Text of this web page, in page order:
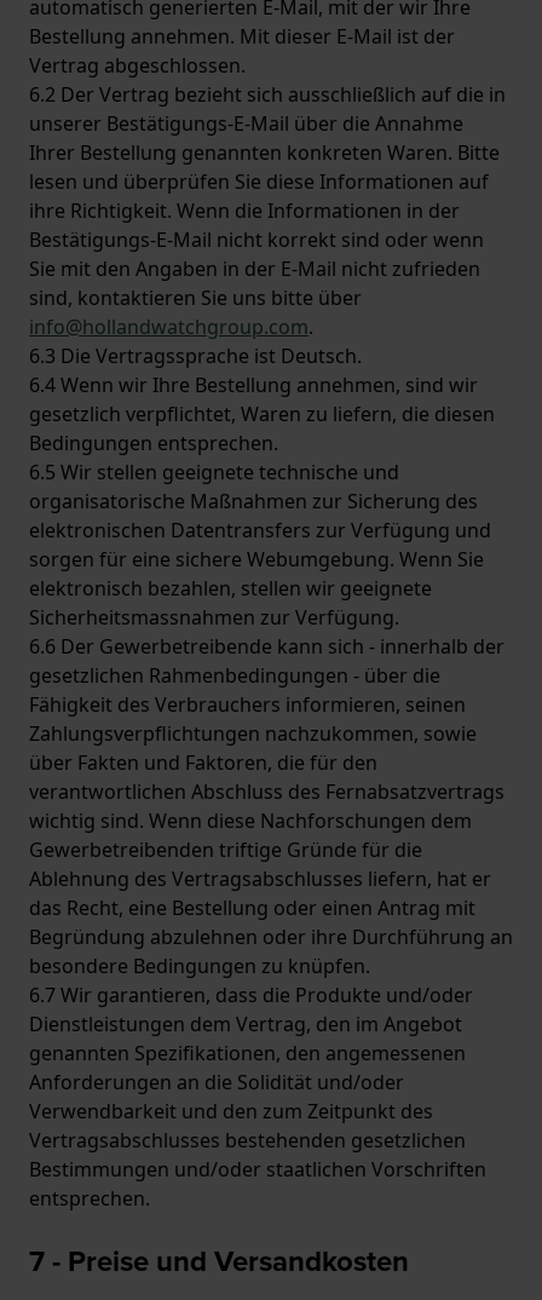
automatisch generierten E-Mail, mit der wir Ihre
Bestellung annehmen. Mit dieser E-Mail ist der
Vertrag abgeschlossen.
6.2 Der Vertrag bezieht sich ausschließlich auf die in
unserer Bestätigungs-E-Mail über die Annahme
Ihrer Bestellung genannten konkreten Waren. Bitte
lesen und überprüfen Sie diese Informationen auf
ihre Richtigkeit. Wenn die Informationen in der
Bestätigungs-E-Mail nicht korrekt sind oder wenn
Sie mit den Angaben in der E-Mail nicht zufrieden
sind, kontaktieren Sie uns bitte über
info@hollandwatchgroup.com.
6.3 Die Vertragssprache ist Deutsch.
6.4 Wenn wir Ihre Bestellung annehmen, sind wir
gesetzlich verpflichtet, Waren zu liefern, die diesen
Bedingungen entsprechen.
6.5 Wir stellen geeignete technische und
organisatorische Maßnahmen zur Sicherung des
elektronischen Datentransfers zur Verfügung und
sorgen für eine sichere Webumgebung. Wenn Sie
elektronisch bezahlen, stellen wir geeignete
Sicherheitsmassnahmen zur Verfügung.
6.6 Der Gewerbetreibende kann sich - innerhalb der
gesetzlichen Rahmenbedingungen - über die
Fähigkeit des Verbrauchers informieren, seinen
Zahlungsverpflichtungen nachzukommen, sowie
über Fakten und Faktoren, die für den
verantwortlichen Abschluss des Fernabsatzvertrags
wichtig sind. Wenn diese Nachforschungen dem
Gewerbetreibenden triftige Gründe für die
Ablehnung des Vertragsabschlusses liefern, hat er
das Recht, eine Bestellung oder einen Antrag mit
Begründung abzulehnen oder ihre Durchführung an
besondere Bedingungen zu knüpfen.
6.7 Wir garantieren, dass die Produkte und/oder
Dienstleistungen dem Vertrag, den im Angebot
genannten Spezifikationen, den angemessenen
Anforderungen an die Solidität und/oder
Verwendbarkeit und den zum Zeitpunkt des
Vertragsabschlusses bestehenden gesetzlichen
Bestimmungen und/oder staatlichen Vorschriften
entsprechen.
7 - Preise und Versandkosten